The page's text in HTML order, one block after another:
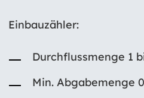
Einbauzähler:
Durchflussmenge 1
Min. Abgabemenge